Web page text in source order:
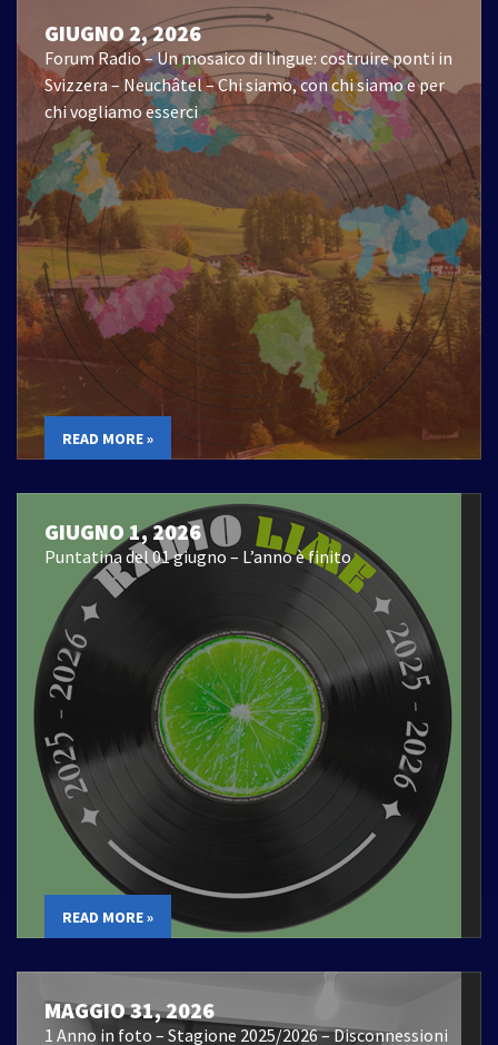
GIUGNO 2, 2026
Forum Radio – Un mosaico di lingue: costruire ponti in
Svizzera – Neuchâtel – Chi siamo, con chi siamo e per
chi vogliamo esserci
READ MORE »
GIUGNO 1, 2026
Puntatina del 01 giugno – L’anno è finito
READ MORE »
MAGGIO 31, 2026
1 Anno in foto – Stagione 2025/2026 – Disconnessioni